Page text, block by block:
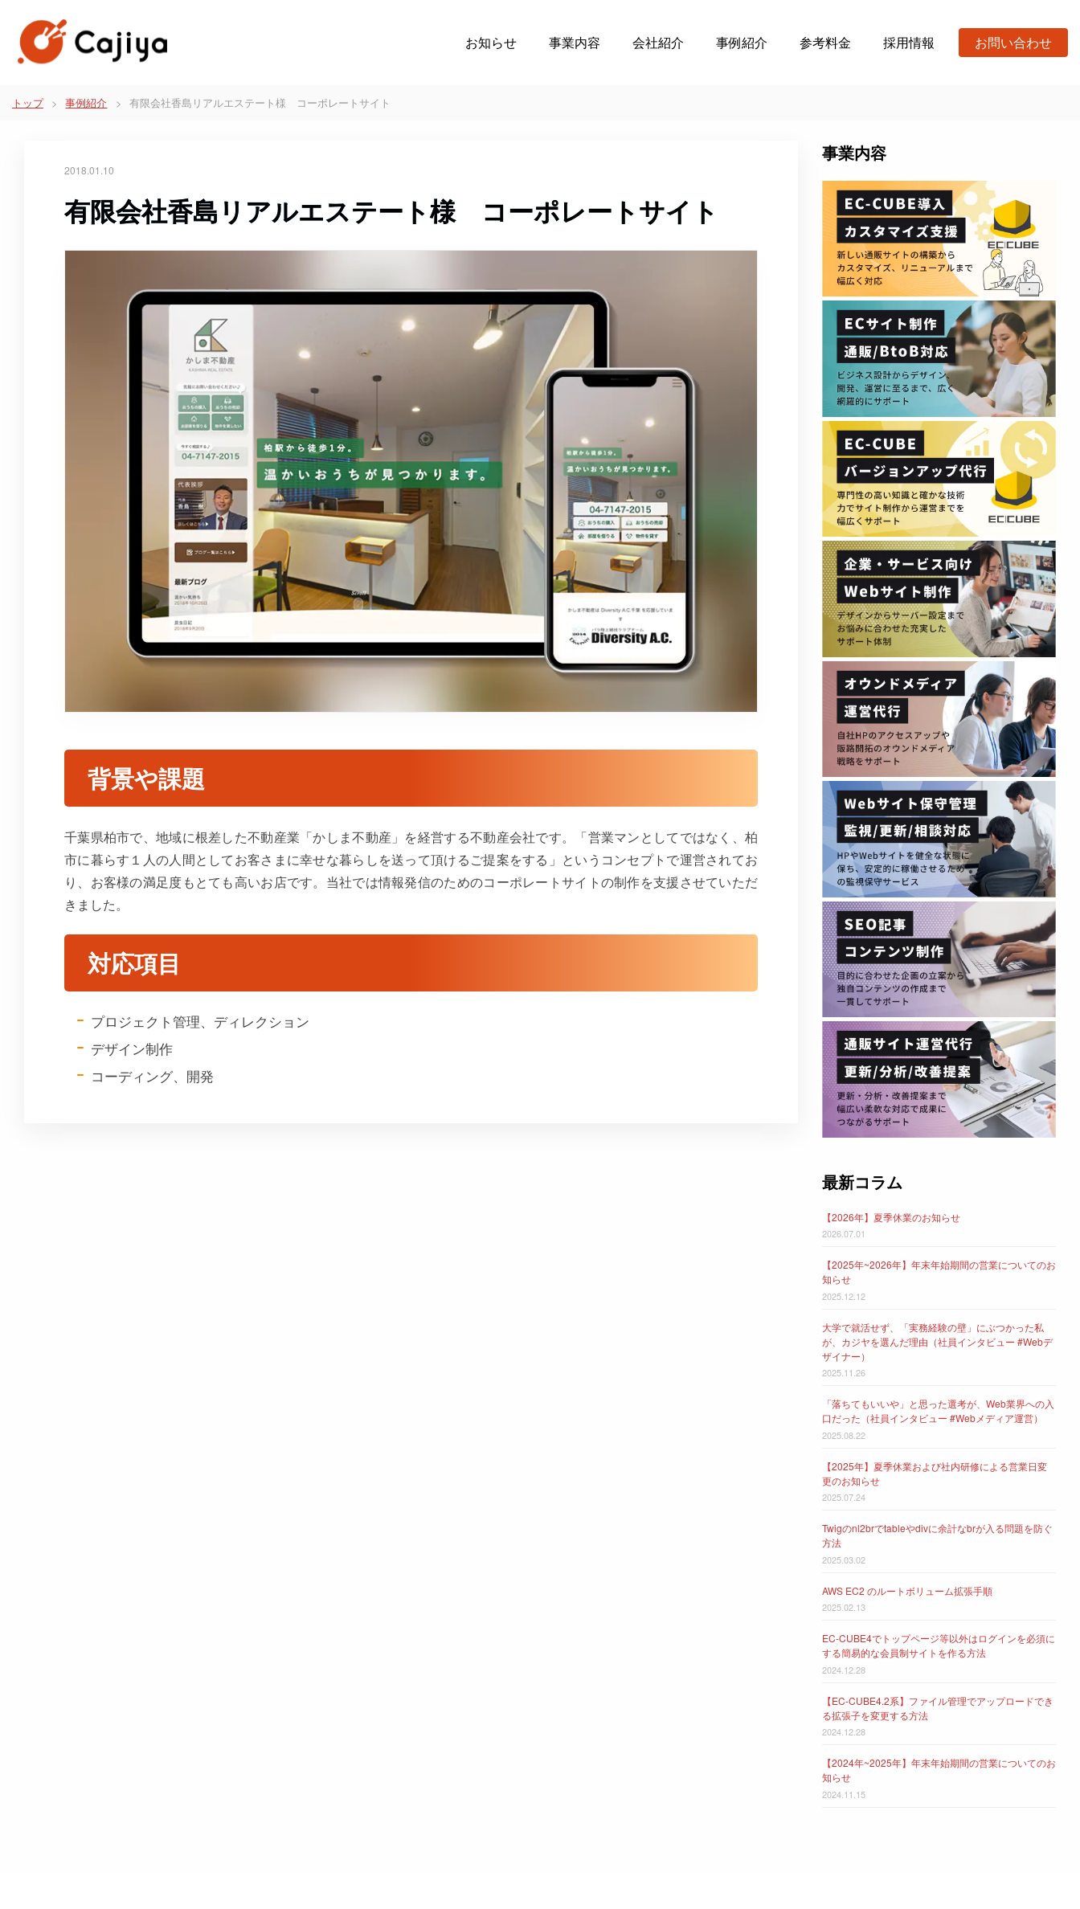
お知らせ 事業内容 会社紹介 事例紹介 参考料金 採用情報 お問い合わせ
トップ 事例紹介 有限会社香島リアルエステート様 コーポレートサイト
2018.01.10
有限会社香島リアルエステート様 コーポレートサイト
背景や課題
千葉県柏市で、地域に根差した不動産業「かしま不動産」を経営する不動産会社です。「営業マンとしてではなく、柏
市に暮らす１人の人間としてお客さまに幸せな暮らしを送って頂けるご提案をする」というコンセプトで運営されてお
り、お客様の満足度もとても高いお店です。当社では情報発信のためのコーポレートサイトの制作を支援させていただ
きました。
対応項目
プロジェクト管理、ディレクション
デザイン制作
コーディング、開発
事業内容
最新コラム
【2026年】夏季休業のお知らせ
2026.07.01
【2025年~2026年】年末年始期間の営業についてのお
知らせ
2025.12.12
大学で就活せず、「実務経験の壁」にぶつかった私
が、カジヤを選んだ理由（社員インタビュー #Webデ
ザイナー）
2025.11.26
「落ちてもいいや」と思った選考が、Web業界への入
口だった（社員インタビュー #Webメディア運営）
2025.08.22
【2025年】夏季休業および社内研修による営業日変
更のお知らせ
2025.07.24
Twigのnl2brでtableやdivに余計なbrが入る問題を防ぐ
方法
2025.03.02
AWS EC2 のルートボリューム拡張手順
2025.02.13
EC-CUBE4でトップページ等以外はログインを必須に
する簡易的な会員制サイトを作る方法
2024.12.28
【EC-CUBE4.2系】ファイル管理でアップロードでき
る拡張子を変更する方法
2024.12.28
【2024年~2025年】年末年始期間の営業についてのお
知らせ
2024.11.15